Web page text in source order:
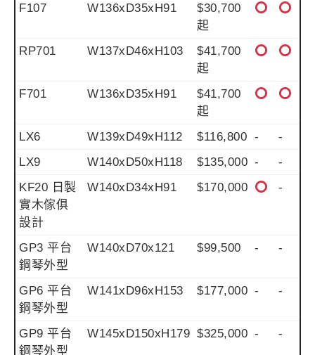
F107
W136xD35xH91
$30,700
起
RP701
W137xD46xH103
$41,700
起
F701
W136xD35xH91
$41,700
起
LX6
W139xD49xH112 $116,800 -
-
LX9
W140xD50xH118 $135,000 -
-
KF20 日製
實木傢俱
設計
W140xD34xH91 $170,000 -
GP3 平台
鋼琴外型
W140xD70x121 $99,500 - -
GP6 平台
鋼琴外型
W141xD96xH153 $177,000 - -
GP9 平台
鋼琴外型
W145xD150xH179 $325,000 - -